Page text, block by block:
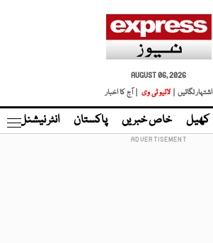
AUGUST 06, 2026
اشتہار لگائیں |
لائیو ٹی وی | آج کا اخبار
کھیل خاص خبریں پاکستان انٹر نیشنل